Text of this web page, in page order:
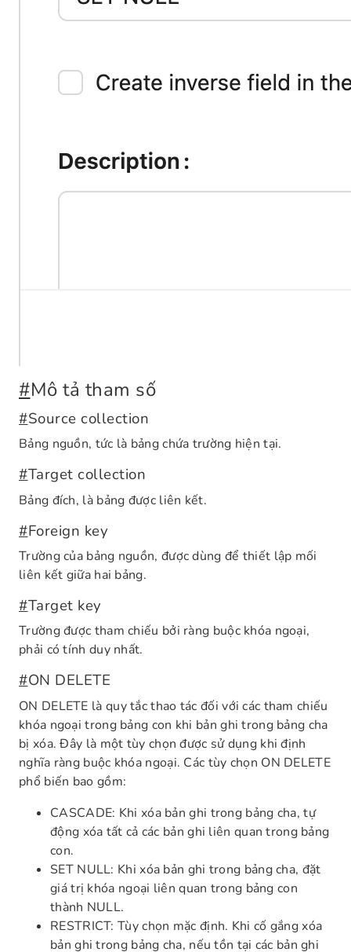
#Mô tả tham số
#Source collection
Bảng nguồn, tức là bảng chứa trường hiện tại.
#Target collection
Bảng đích, là bảng được liên kết.
#Foreign key
Trường của bảng nguồn, được dùng để thiết lập mối
liên kết giữa hai bảng.
#Target key
Trường được tham chiếu bởi ràng buộc khóa ngoại,
phải có tính duy nhất.
#ON DELETE
ON DELETE là quy tắc thao tác đối với các tham chiếu
khóa ngoại trong bảng con khi bản ghi trong bảng cha
bị xóa. Đây là một tùy chọn được sử dụng khi định
nghĩa ràng buộc khóa ngoại. Các tùy chọn ON DELETE
phổ biến bao gồm:
CASCADE: Khi xóa bản ghi trong bảng cha, tự
động xóa tất cả các bản ghi liên quan trong bảng
con.
SET NULL: Khi xóa bản ghi trong bảng cha, đặt
giá trị khóa ngoại liên quan trong bảng con
thành NULL.
RESTRICT: Tùy chọn mặc định. Khi cố gắng xóa
bản ghi trong bảng cha, nếu tồn tại các bản ghi